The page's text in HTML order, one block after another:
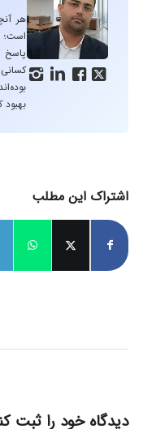
   
هر
پاسخ
اشتراک این مطلب
دیدگاه خود را ثبت